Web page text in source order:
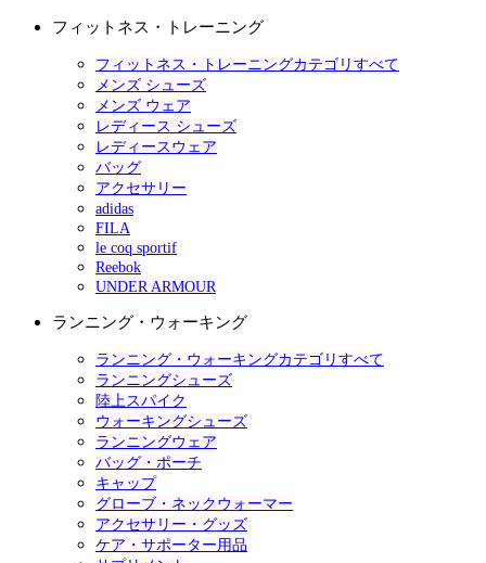
フィットネス・トレーニング
フィットネス・トレーニングカテゴリすべて
メンズ シューズ
メンズ ウェア
レディース シューズ
レディースウェア
バッグ
アクセサリー
adidas
FILA
le coq sportif
Reebok
UNDER ARMOUR
ランニング・ウォーキング
ランニング・ウォーキングカテゴリすべて
ランニングシューズ
陸上スパイク
ウォーキングシューズ
ランニングウェア
バッグ・ポーチ
キャップ
グローブ・ネックウォーマー
アクセサリー・グッズ
ケア・サポーター用品